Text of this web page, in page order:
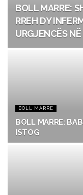
BOLL MARRE:
RREH DY
URGJENCËS
BOLL MARRE
BOLL MARRE:
ISTOG